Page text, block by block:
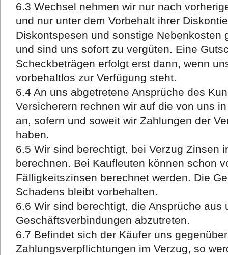
6.3 Wechsel nehmen wir nur nach
und nur unter dem Vorbehalt ihrer
Diskontspesen und sonstige Nebenkosten
und sind uns sofort zu vergüten. Eine
Scheckbeträgen erfolgt erst dann, wenn
vorbehaltlos zur Verfügung steht.
6.4 An uns abgetretene Ansprüche des
Versicherern rechnen wir auf die von uns
an, sofern und soweit wir Zahlungen der
haben.
6.5 Wir sind berechtigt, bei Verzug Zinsen
berechnen. Bei Kaufleuten können schon
Fälligkeitszinsen berechnet werden. Die
Schadens bleibt vorbehalten.
6.6 Wir sind berechtigt, die Ansprüche aus
Geschäftsverbindungen abzutreten.
6.7 Befindet sich der Käufer uns
Zahlungsverpflichtungen im Verzug, so